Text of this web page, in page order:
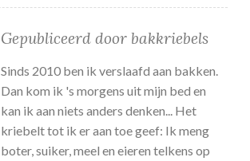
Gepubliceerd door bakkriebels
Sinds 2010 ben ik verslaafd aan bakken.
Dan kom ik 's morgens uit mijn bed en
kan ik aan niets anders denken... Het
kriebelt tot ik er aan toe geef: Ik meng
boter, suiker, meel en eieren telkens op